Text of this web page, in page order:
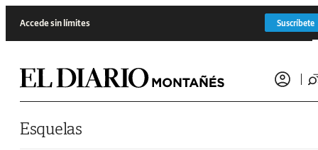
Accede sin límites Suscríbete
Esquelas